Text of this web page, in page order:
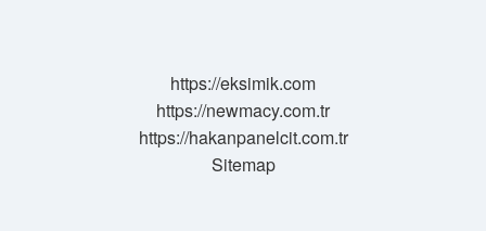
https://eksimik.com
https://newmacy.com.tr
https://hakanpanelcit.com.tr
Sitemap